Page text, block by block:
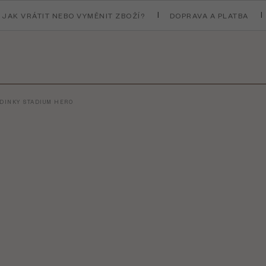
JAK VRÁTIT NEBO VYMĚNIT ZBOŽÍ? DOPRAVA A PLATBA
STADIUM HERO